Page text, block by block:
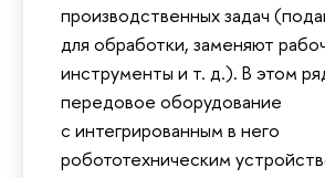
производственных задач
для обработки, заменяют
инструменты и т. д.). В этом
передовое оборудование
с интегрированным в него
робототехническим